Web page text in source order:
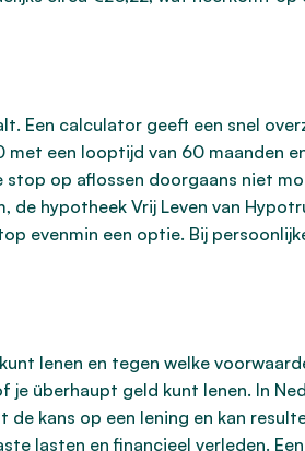
Een calculator geeft een snel
een looptijd van 60 maanden
op aflossen doorgaans niet
hypotheek Vrij Leven van
evenmin een optie. Bij
lenen en tegen welke
überhaupt geld kunt lenen. In
kans op een lening en kan
lasten en financieel verleden.